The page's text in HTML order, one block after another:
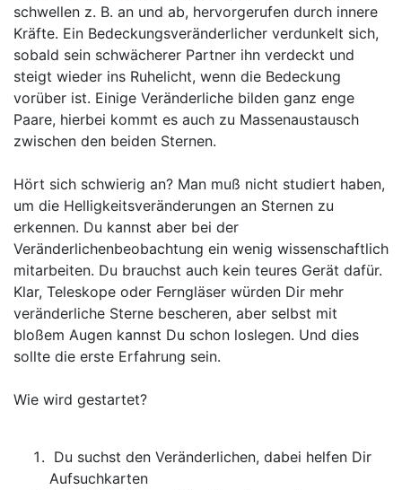
schwellen z. B. an und ab, hervorgerufen durch innere
Kräfte. Ein Bedeckungsveränderlicher verdunkelt sich,
sobald sein schwächerer Partner ihn verdeckt und
steigt wieder ins Ruhelicht, wenn die Bedeckung
vorüber ist. Einige Veränderliche bilden ganz enge
Paare, hierbei kommt es auch zu Massenaustausch
zwischen den beiden Sternen.
Hört sich schwierig an? Man muß nicht studiert haben,
um die Helligkeitsveränderungen an Sternen zu
erkennen. Du kannst aber bei der
Veränderlichenbeobachtung ein wenig wissenschaftlich
mitarbeiten. Du brauchst auch kein teures Gerät dafür.
Klar, Teleskope oder Ferngläser würden Dir mehr
veränderliche Sterne bescheren, aber selbst mit
bloßem Augen kannst Du schon loslegen. Und dies
sollte die erste Erfahrung sein.
Wie wird gestartet?
Du suchst den Veränderlichen, dabei helfen Dir
Aufsuchkarten